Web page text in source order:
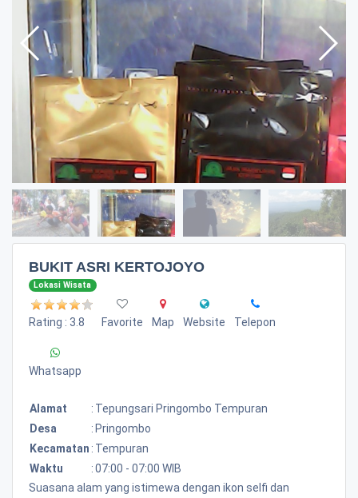
BUKIT ASRI KERTOJOYO
Lokasi Wisata
Rating : 3.8 Favorite Map Website Telepon
Whatsapp
Alamat : Tepungsari Pringombo Tempuran
Desa
: Pringombo
Kecamatan : Tempuran
Waktu
:07:00 - 07:00 WIB
Suasana alam yang istimewa dengan ikon selfi dan